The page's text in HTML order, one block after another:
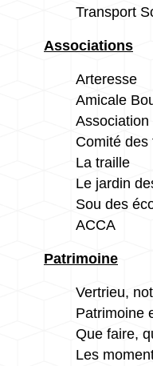
Transport
Associations
Arteresse
Amicale
Association
Comité des
La traille
Le jardin
Sou des
ACCA
Patrimoine
Vertrieu,
Patrimoine
Que faire,
Les